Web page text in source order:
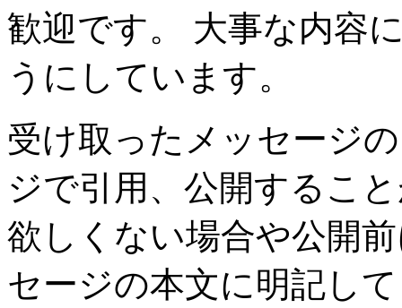
歓迎です。 大事な内容
うにしています。
受け取ったメッセージ
ジで引用、公開するこ
欲しくない場合や公開
セージの本文に明記し